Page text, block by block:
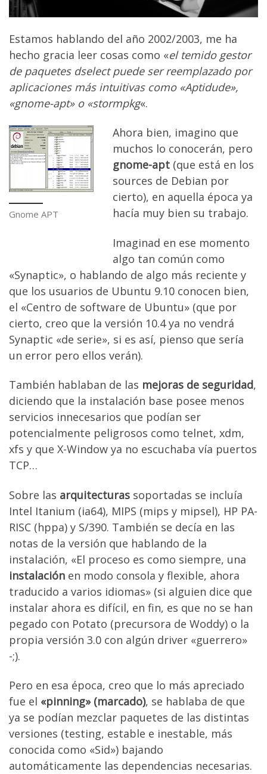
Estamos hablando del año 2002/2003, me ha
hecho gracia leer cosas como «el temido gestor
de paquetes dselect puede ser reemplazado por
aplicaciones más intuitivas como «Aptidude»,
«gnome-apt» o «stormpkg«.
Gnome APT
Ahora bien, imagino que
muchos lo conocerán, pero
gnome-apt(que está en los
sources de Debian por
cierto), en aquella época ya
hacía muy bien su trabajo.
Imaginad en ese momento
algo tan común como
«Synaptic», o hablando de algo más reciente y
que los usuarios de Ubuntu 9.10 conocen bien,
el «Centro de software de Ubuntu» (que por
cierto, creo que la versión 10.4 ya no vendrá
Synaptic «de serie», si es así, pienso que sería
un error pero ellos verán).
También hablaban de las mejoras de seguridad,
diciendo que la instalación base posee menos
servicios innecesarios que podían ser
potencialmente peligrosos como telnet, xdm,
xfs y que X-Window ya no escuchaba vía puertos
TCP…
Sobre las arquitecturas soportadas se incluía
Intel Itanium (ia64), MIPS (mips y mipsel), HP PA-
RISC (hppa) y S/390. También se decía en las
notas de la versión que hablando de la
instalación, «El proceso es como siempre, una
instalación en modo consola y flexible, ahora
traducido a varios idiomas» (si alguien dice que
instalar ahora es difícil, en fin, es que no se han
pegado con Potato (precursora de Woddy) o la
propia versión 3.0 con algún driver «guerrero»
-;).
Pero en esa época, creo que lo más apreciado
fue el «pinning» (marcado), se hablaba de que
ya se podían mezclar paquetes de las distintas
versiones (testing, estable e inestable, más
conocida como «Sid») bajando
automáticamente las dependencias necesarias.